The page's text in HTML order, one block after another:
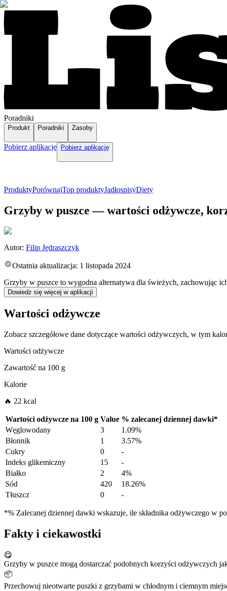
Poradniki
Produkt Poradniki Zasoby
Pobierz aplikację Pobierz aplikację
ProduktyPorównajTop produktyJadłospisyDiety
Grzyby w puszce — wartości odżywcze,
Autor: Filip Jędraszczyk
Ostatnia aktualizacja: 1 listopada 2024
Grzyby w puszce to wygodna alternatywa dla świeżych, zachowując
Dowiedz się więcej w aplikacji
Wartości odżywcze
Zobacz szczegółowe dane dotyczące wartości odżywczych, w tym
Wartości odżywcze
Zawartość na 100 g
Kalorie
🔥 22 kcal
Wartości odżywcze na 100 g Value % zalecanej dziennej dawki*
Węglowodany
3
1.09%
Błonnik
1
3.57%
Cukry
0
-
Indeks glikemiczny
15
-
Białko
2
4%
Sód
420
18.26%
Tłuszcz
0 -
*% Zalecanej dziennej dawki wskazuje, ile składnika odżywczego w
Fakty i ciekawostki
😋
Grzyby w puszce mogą dostarczać podobnych korzyści odżywczych
📦
Przechowuj nieotwarte puszki z grzybami w chłodnym i ciemnym